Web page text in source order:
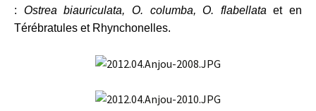
: Ostrea biauriculata, O. columba, O. flabellata et en
Térébratules et Rhynchonelles.